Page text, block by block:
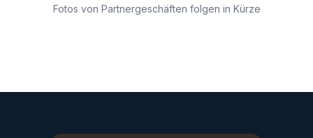
Fotos von Partnergeschäften folgen in Kürze